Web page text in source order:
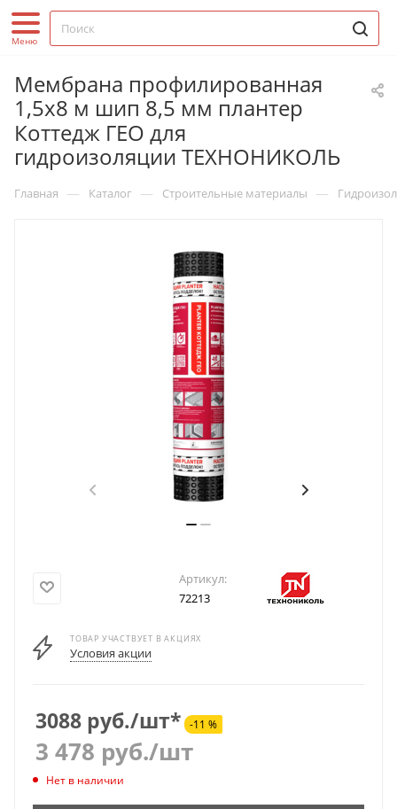
Мембрана профилированная
1,5х8 м шип 8,5 мм плантер
Коттедж ГЕО для
гидроизоляции ТЕХНОНИКОЛЬ
Главная — Каталог — Строительные материалы —
Артикул:
72213
ТОВАР УЧАСТВУЕТ В АКЦИЯХ
Условия акции
3088 руб./шт* -11 %
3 478 руб./шт
Нет в наличии